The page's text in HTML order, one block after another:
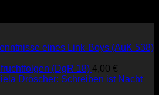
eines Link-Boys (AuK 538)
(DgR 18) 4,00 €
Dröscher: Schreiben ist Nacht